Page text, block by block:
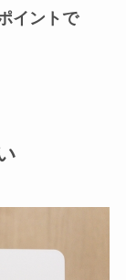
イントで